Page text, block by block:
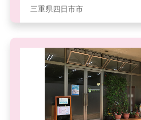
三重県四日市市